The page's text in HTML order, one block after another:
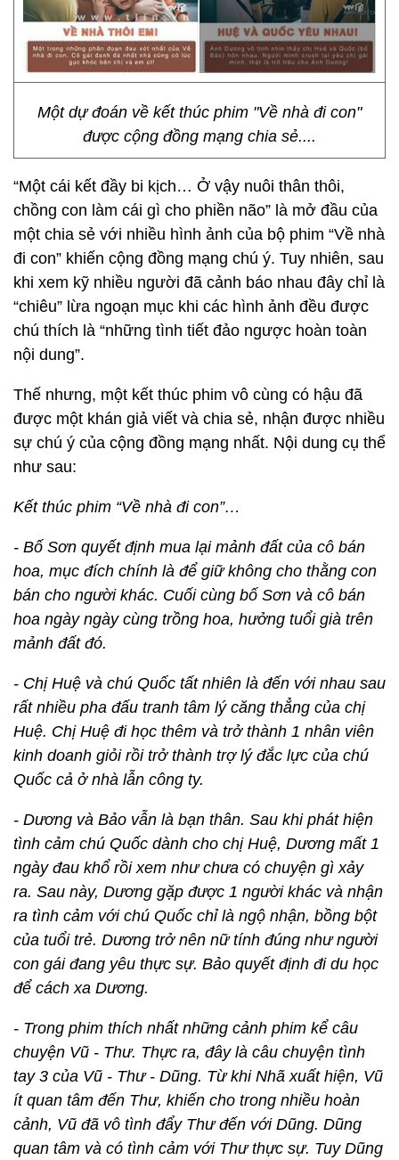
Một dự đoán về kết thúc phim "Về nhà đi con"
được cộng đồng mạng chia sẻ....
“Một cái kết đầy bi kịch… Ở vậy nuôi thân thôi,
chồng con làm cái gì cho phiền não” là mở đầu của
một chia sẻ với nhiều hình ảnh của bộ phim “Về nhà
đi con” khiến cộng đồng mạng chú ý. Tuy nhiên, sau
khi xem kỹ nhiều người đã cảnh báo nhau đây chỉ là
“chiêu” lừa ngoạn mục khi các hình ảnh đều được
chú thích là “những tình tiết đảo ngược hoàn toàn
nội dung”.
Thế nhưng, một kết thúc phim vô cùng có hậu đã
được một khán giả viết và chia sẻ, nhận được nhiều
sự chú ý của cộng đồng mạng nhất. Nội dung cụ thể
như sau:
Kết thúc phim “Về nhà đi con”…
- Bố Sơn quyết định mua lại mảnh đất của cô bán
hoa, mục đích chính là để giữ không cho thằng con
bán cho người khác. Cuối cùng bố Sơn và cô bán
hoa ngày ngày cùng trồng hoa, hưởng tuổi già trên
mảnh đất đó.
- Chị Huệ và chú Quốc tất nhiên là đến với nhau sau
rất nhiều pha đấu tranh tâm lý căng thẳng của chị
Huệ. Chị Huệ đi học thêm và trở thành 1 nhân viên
kinh doanh giỏi rồi trở thành trợ lý đắc lực của chú
Quốc cả ở nhà lẫn công ty.
- Dương và Bảo vẫn là bạn thân. Sau khi phát hiện
tình cảm chú Quốc dành cho chị Huệ, Dương mất 1
ngày đau khổ rồi xem như chưa có chuyện gì xảy
ra. Sau này, Dương gặp được 1 người khác và nhận
ra tình cảm với chú Quốc chỉ là ngộ nhận, bồng bột
của tuổi trẻ. Dương trở nên nữ tính đúng như người
con gái đang yêu thực sự. Bảo quyết định đi du học
để cách xa Dương.
- Trong phim thích nhất những cảnh phim kể câu
chuyện Vũ - Thư. Thực ra, đây là câu chuyện tình
tay 3 của Vũ - Thư - Dũng. Từ khi Nhã xuất hiện, Vũ
ít quan tâm đến Thư, khiến cho trong nhiều hoàn
cảnh, Vũ đã vô tình đẩy Thư đến với Dũng. Dũng
quan tâm và có tình cảm với Thư thực sự. Tuy Dũng